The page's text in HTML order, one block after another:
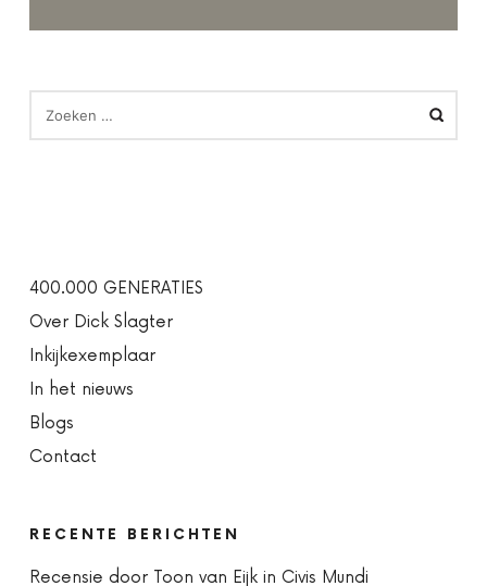
NAAR:
400.000 GENERATIES
Over Dick Slagter
Inkijkexemplaar
In het nieuws
Blogs
Contact
RECENTE BERICHTEN
Recensie door Toon van Eijk in Civis Mundi